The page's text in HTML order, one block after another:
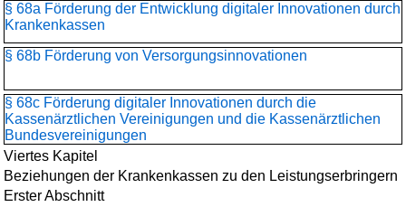
§ 68a Förderung der Entwicklung digitaler Innovationen durch
Krankenkassen
§ 68b Förderung von Versorgungsinnovationen
§ 68c Förderung digitaler Innovationen durch die
Kassenärztlichen Vereinigungen und die Kassenärztlichen
Bundesvereinigungen
Viertes Kapitel
Beziehungen der Krankenkassen zu den Leistungserbringern
Erster Abschnitt